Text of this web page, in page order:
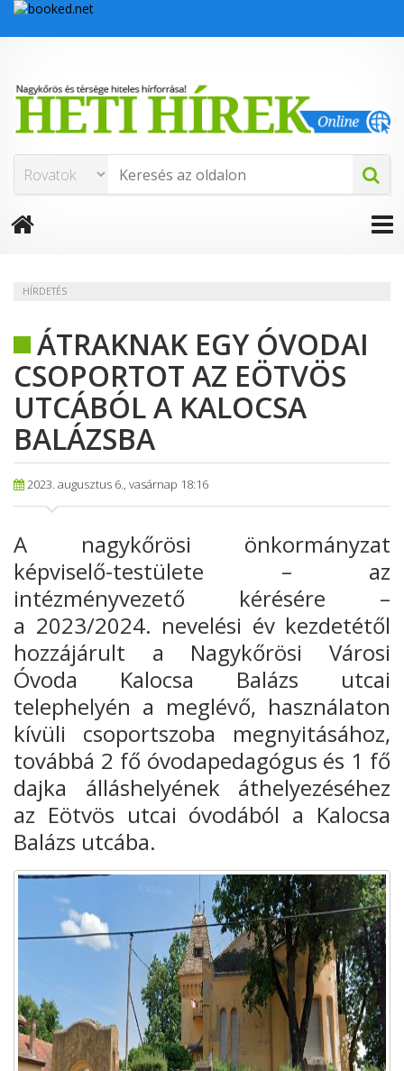
HÍRDETÉS
ÁTRAKNAK EGY ÓVODAI
CSOPORTOT AZ EÖTVÖS
UTCÁBÓL A KALOCSA
BALÁZSBA
2023. augusztus 6., vasárnap 18:16
A nagykőrösi önkormányzat
képviselő-testülete – az
intézményvezető kérésére –
a 2023/2024. nevelési év kezdetétől
hozzájárult a Nagykőrösi Városi
Óvoda Kalocsa Balázs utcai
telephelyén a meglévő, használaton
kívüli csoportszoba megnyitásához,
továbbá 2 fő óvodapedagógus és 1 fő
dajka álláshelyének áthelyezéséhez
az Eötvös utcai óvodából a Kalocsa
Balázs utcába.